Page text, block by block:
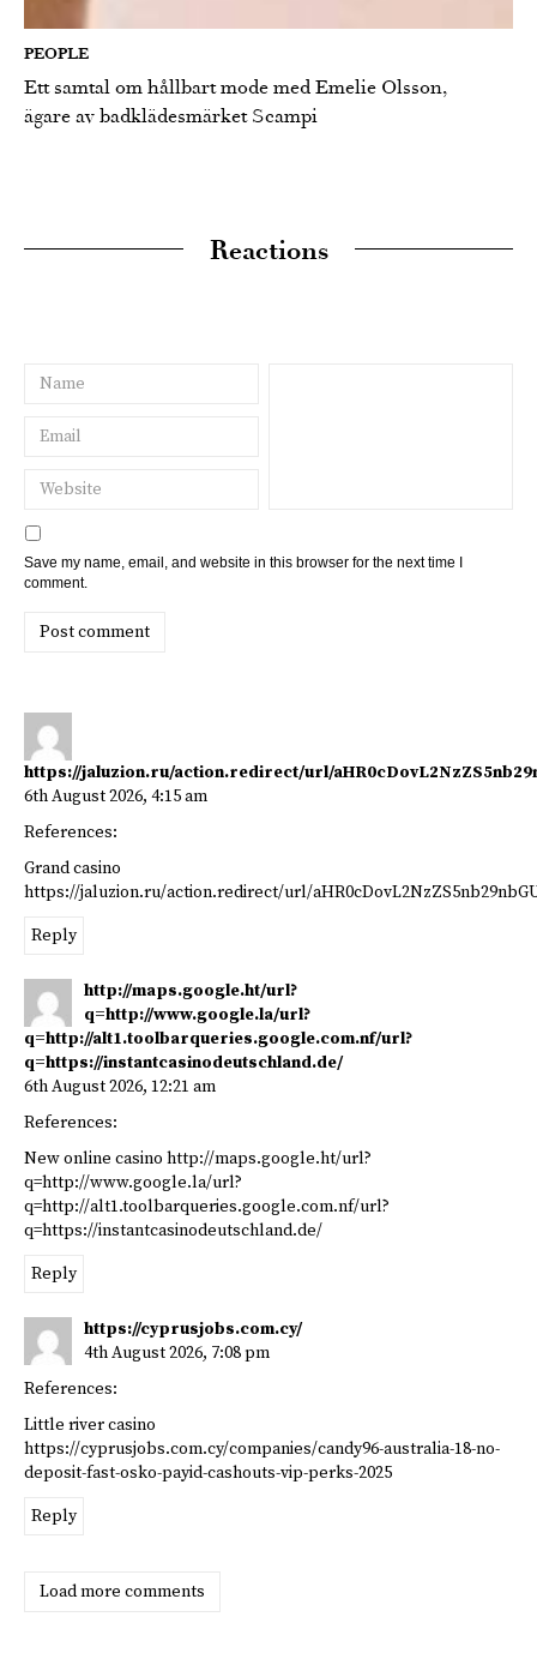
PEOPLE
Ett samtal om hållbart mode med Emelie Olsson,
ägare av badklädesmärket Scampi
Reactions
Save my name, email, and website in this browser for the next time I
comment.
Post comment
https://jaluzion.ru/action.redirect/url/
6th August 2026, 4:15 am
References:
Grand casino
https://jaluzion.ru/action.redirect/url/
Reply
http://maps.google.ht/url?
q=http://www.google.la/url?
q=http://alt1.toolbarqueries.google.com.nf/url?
q=https://instantcasinodeutschland.de/
6th August 2026, 12:21 am
References:
New online casino http://maps.google.ht/url?
q=http://www.google.la/url?
q=http://alt1.toolbarqueries.google.com.nf/url?
q=https://instantcasinodeutschland.de/
Reply
https://cyprusjobs.com.cy/
4th August 2026, 7:08 pm
References:
Little river casino
https://cyprusjobs.com.cy/companies/candy96-australia-18-no-
deposit-fast-osko-payid-cashouts-vip-perks-2025
Reply
Load more comments